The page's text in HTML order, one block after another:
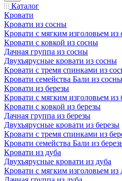
Каталог
Кровати
Кровати из сосны
Кровати с мягким изголовьем из
Кровати с ковкой из сосны
Дачная группа из сосны
Двухъярусные кровати из сосны
Кровати с тремя спинками из
Кровати семейства Бали из сосны
Кровати из березы
Кровати с мягким изголовьем из
Кровати с ковкой из березы
Дачная группа из березы
Двухъярусные кровати из березы
Кровати с тремя спинками из
Кровати семейства Бали из
Кровати из дуба
Двухъярусные кровати из дуба
Кровати с мягким изголовьем из